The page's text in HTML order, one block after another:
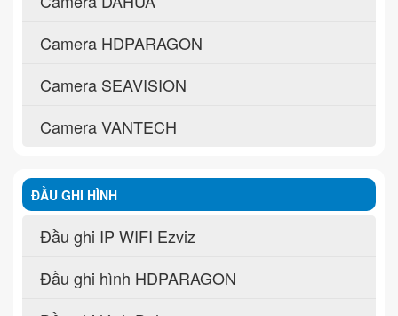
Camera HDPARAGON
Camera SEAVISION
Camera VANTECH
ĐẦU GHI HÌNH
Đầu ghi IP WIFI Ezviz
Đầu ghi hình HDPARAGON